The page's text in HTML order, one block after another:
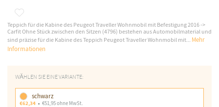
Teppich für die Kabine des Peugeot Traveller Wohnmobil mit Befestigung 2016 ->
Carfit Ohne Stück zwischen den Sitzen (4796) bestehen aus Automobilmaterial und
sind präzise für die Kabine des Teppich Peugeot Traveller Wohnmobil mit... Mehr
Informationen
WÄHLEN SIE EINE VARIANTE:
schwarz
€62,34
€51,95 ohne MwSt.